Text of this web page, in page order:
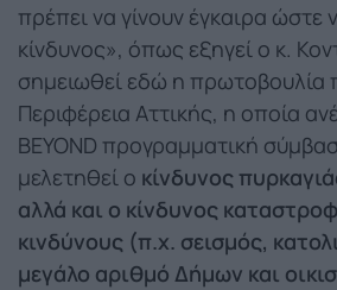
πρέπει να γίνουν έγκαιρα ώστε
κίνδυνος», όπως εξηγεί ο κ.
σημειωθεί εδώ η πρωτοβουλία
Περιφέρεια Αττικής, η οποία
BEYOND προγραμματική
μελετηθεί ο κίνδυνος
αλλά και ο κίνδυνος
κινδύνους (π.χ. σεισμός,
μεγάλο αριθμό Δήμων και